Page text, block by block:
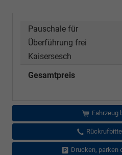
Pauschale für
Überführung frei
Kaisersesch
Gesamtpreis
Fahrzeug
Drucken, parken